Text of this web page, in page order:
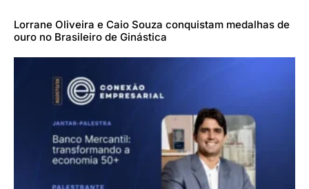
Lorrane Oliveira e Caio Souza conquistam medalhas de
ouro no Brasileiro de Ginástica